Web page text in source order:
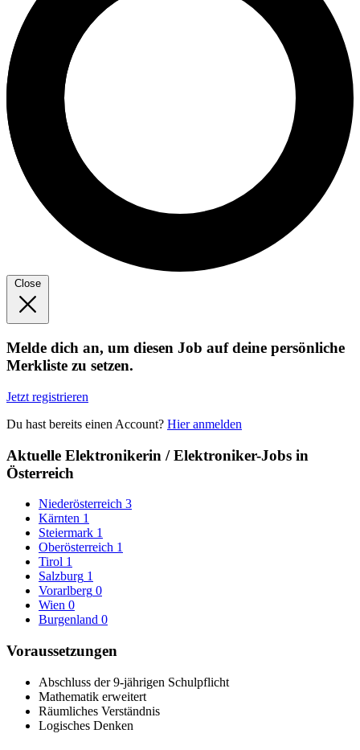
Close
Melde dich an, um diesen Job auf deine persönliche
Merkliste zu setzen.
Jetzt registrieren
Du hast bereits einen Account? Hier anmelden
Aktuelle Elektronikerin / Elektroniker-Jobs in
Österreich
Niederösterreich 3
Kärnten 1
Steiermark 1
Oberösterreich 1
Tirol 1
Salzburg 1
Vorarlberg 0
Wien 0
Burgenland 0
Voraussetzungen
Abschluss der 9-jährigen Schulpflicht
Mathematik erweitert
Räumliches Verständnis
Logisches Denken